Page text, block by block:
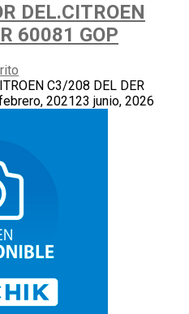
DEL.CITROEN
60081 GOP
C3/208 DEL DER
202123 junio, 2026